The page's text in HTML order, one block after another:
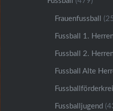
Frauenfussball
Fussball 1.
Fussball 2.
Fussball Alte
Fussballjugend